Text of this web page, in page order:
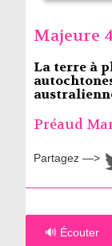
Majeure
La terre à
Préaud
Partagez —>
🔊 Écouter